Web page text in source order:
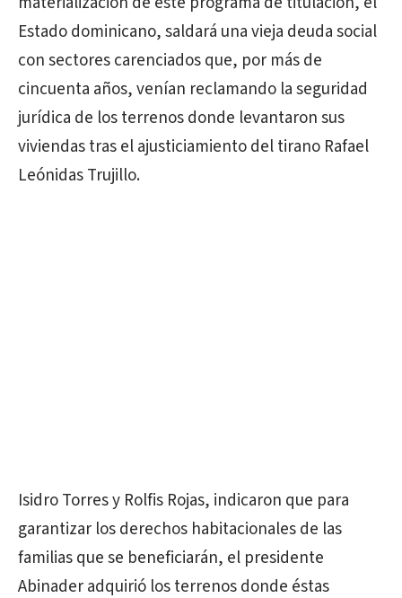
Estado dominicano, saldará una vieja deuda social
con sectores carenciados que, por más de
cincuenta años, venían reclamando la seguridad
jurídica de los terrenos donde levantaron sus
viviendas tras el ajusticiamiento del tirano Rafael
Leónidas Trujillo.
Isidro Torres y Rolfis Rojas, indicaron que para
garantizar los derechos habitacionales de las
familias que se beneficiarán, el presidente
Abinader adquirió los terrenos donde éstas